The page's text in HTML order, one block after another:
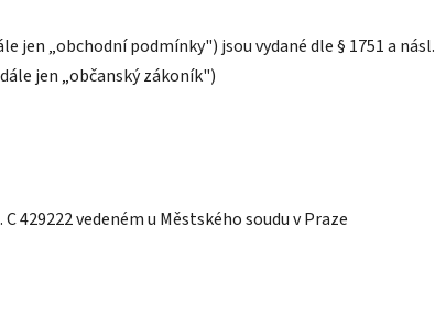
jen „obchodní podmínky") jsou vydané dle § 1751 a násl.
jen „občanský zákoník")
429222 vedeném u Městského soudu v Praze